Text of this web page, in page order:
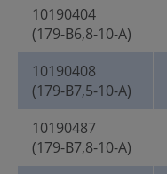
10190404
(179-B6,8-10-A)
10190408
(179-B7,5-10-A)
10190487
(179-B7,8-10-A)